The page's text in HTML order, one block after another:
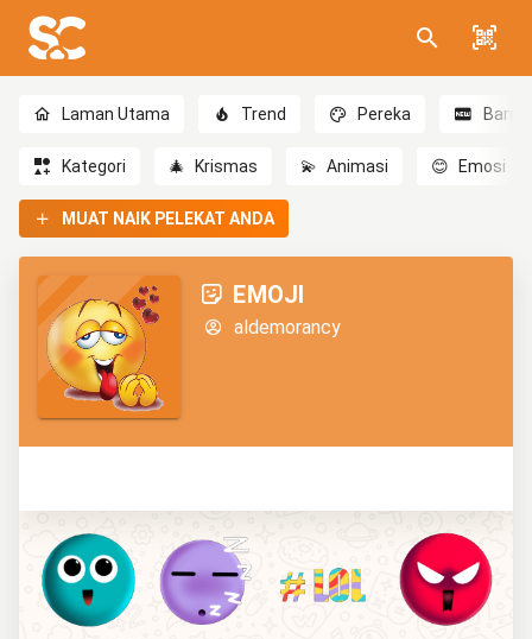
Laman Utama Trend Pereka Baru
Kategori 🎄 Krismas 💫 Animasi 😊 Emosi
MUAT NAIK PELEKAT ANDA
EMOJI
aldemorancy